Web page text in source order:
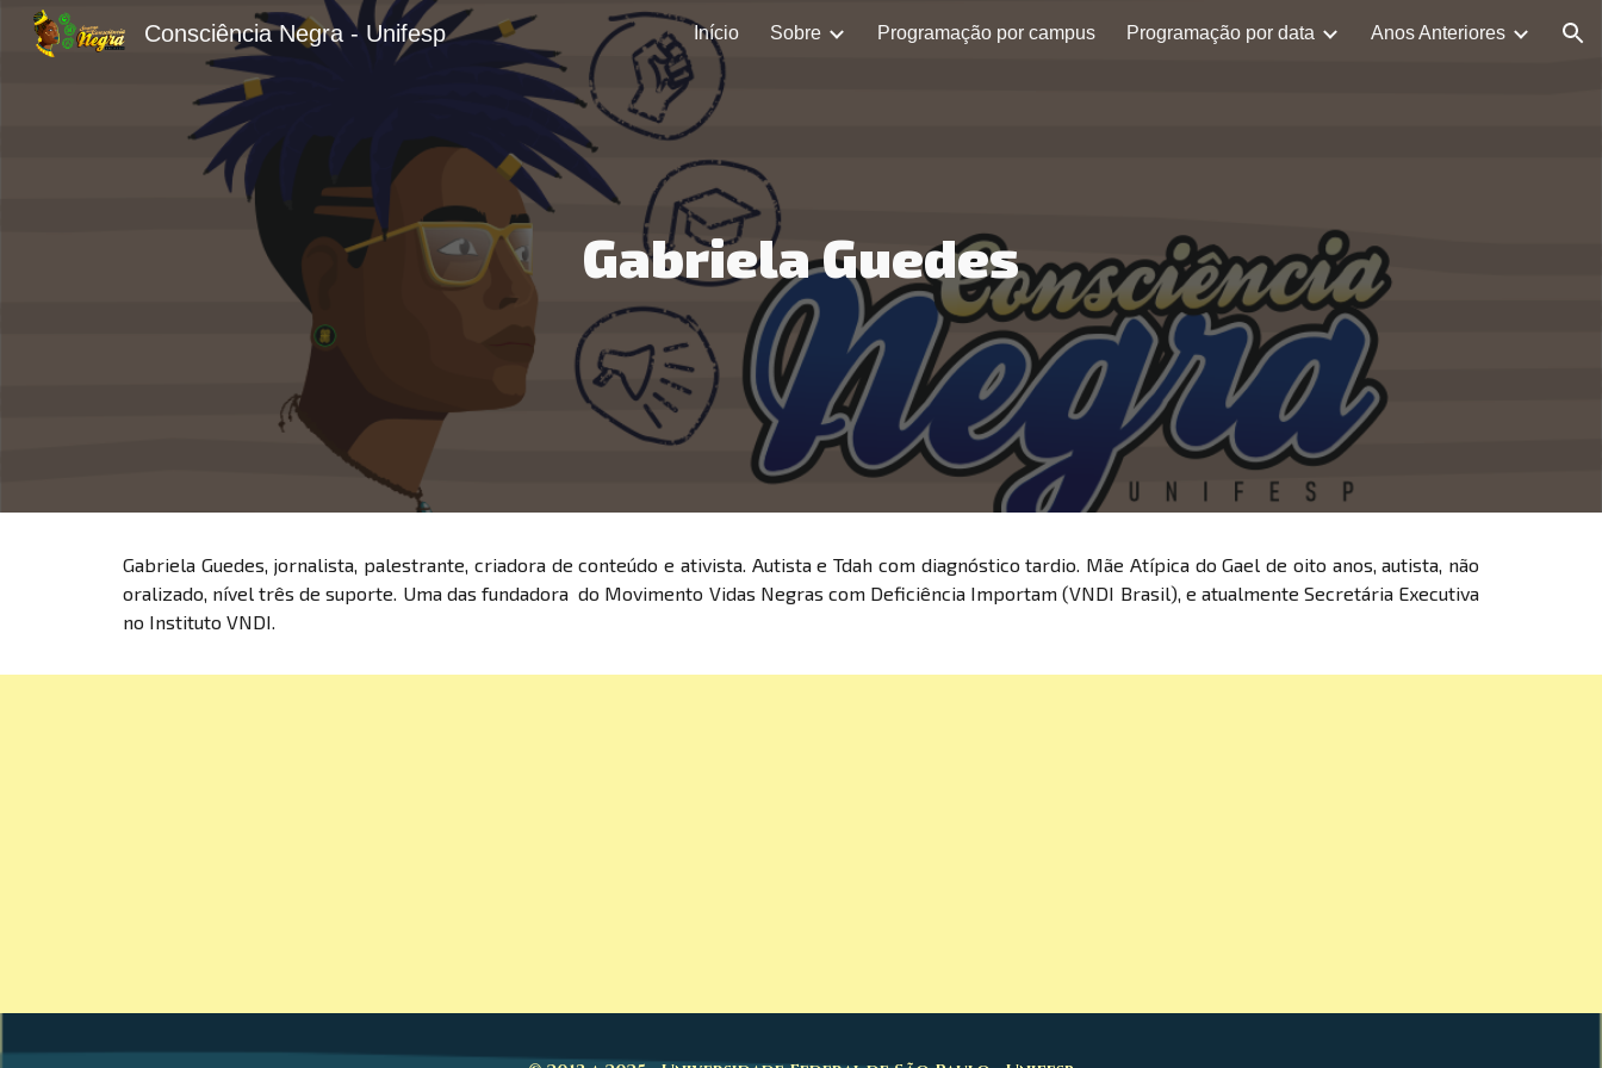
Skip to main content Skip to navigation
Consciência Negra - Unifesp Início Sobre Programação por campus Programação por data Anos Anteriores
Gabriela Guedes
Gabriela Guedes, jornalista, palestrante, criadora de conteúdo e ativista. Autista e Tdah com diagnóstico tardio. Mãe Atípica do Gael de oito anos, autista, não
oralizado, nível três de suporte. Uma das fundadora do Movimento Vidas Negras com Deficiência Importam (VNDI Brasil), e atualmente Secretária Executiva
no Instituto VNDI.